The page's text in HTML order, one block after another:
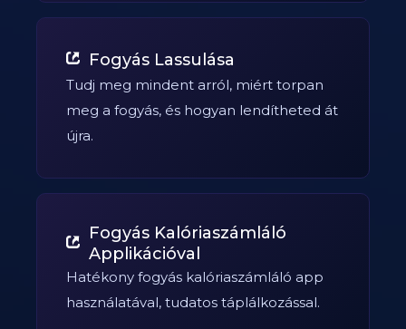
Fogyás Lassulása
Tudj meg mindent arról, miért torpan
meg a fogyás, és hogyan lendítheted át
újra.
Fogyás Kalóriaszámláló
Applikációval
Hatékony fogyás kalóriaszámláló app
használatával, tudatos táplálkozással.